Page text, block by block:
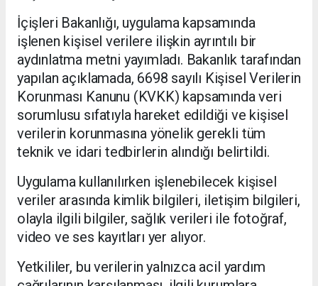
İçişleri Bakanlığı, uygulama kapsamında
işlenen kişisel verilere ilişkin ayrıntılı bir
aydınlatma metni yayımladı. Bakanlık tarafından
yapılan açıklamada, 6698 sayılı Kişisel Verilerin
Korunması Kanunu (KVKK) kapsamında veri
sorumlusu sıfatıyla hareket edildiği ve kişisel
verilerin korunmasına yönelik gerekli tüm
teknik ve idari tedbirlerin alındığı belirtildi.
Uygulama kullanılırken işlenebilecek kişisel
veriler arasında kimlik bilgileri, iletişim bilgileri,
olayla ilgili bilgiler, sağlık verileri ile fotoğraf,
video ve ses kayıtları yer alıyor.
Yetkililer, bu verilerin yalnızca acil yardım